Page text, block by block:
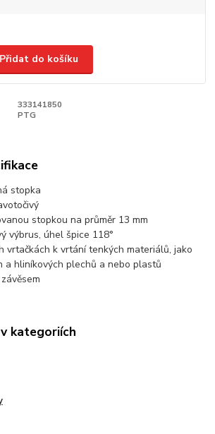
Přidat do košíku
333141850
PTG
stopka
stopkou na průměr 13 mm
výbrus, úhel špice 118°
vrtačkách k vrtání tenkých materiálů, jako
a hliníkových plechů a nebo plastů
kategoriích